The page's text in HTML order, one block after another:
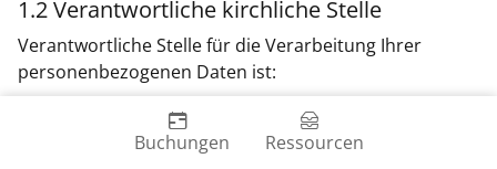
1.2 Verantwortliche kirchliche Stelle
Verantwortliche Stelle für die Verarbeitung Ihrer
personenbezogenen Daten ist:
Evangelische Medienarbeit | EMA
Pastor Joachim LauBuchungen Ressourcen